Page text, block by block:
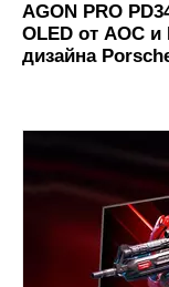
AGON PRO
OLED от AOC
дизайна